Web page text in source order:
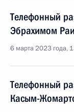
Телефонный
Эбрахимом
6 марта 2023 года,
Телефонный
Касым-